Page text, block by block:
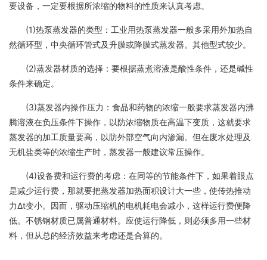
要设备，一定要根据所浓缩的物料的性质来认真考虑。
(1)热泵蒸发器的类型：工业用热泵蒸发器一般多采用外加热自
然循环型，中央循环管式及升膜或降膜式蒸发器。其他型式较少。
(2)蒸发器材质的选择：要根据蒸煮溶液是酸性条件，还是碱性
条件来确定。
(3)蒸发器内操作压力：食品和药物的浓缩一般要求蒸发器内沸
腾溶液在负压条件下操作，以防浓缩物质在高温下变质，这就要求
蒸发器的加工质量要高，以防外部空气向内渗漏。但在废水处理及
无机盐类等的浓缩生产时，蒸发器一般建议常压操作。
(4)设备费和运行费的考虑：在同等的节能条件下，如果着眼点
是减少运行费，那就要把蒸发器加热面积设计大一些，使传热推动
力Δt变小。因而，驱动压缩机的电机耗电会减小，这样运行费便降
低。不锈钢材质已属普通材料。应使运行降低，则必须多用一些材
料，但从总的经济效益来考虑还是合算的。